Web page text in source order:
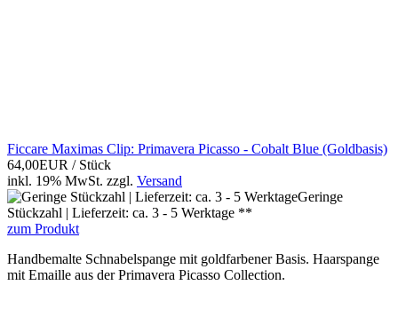
Ficcare Maximas Clip: Primavera Picasso - Cobalt Blue (Goldbasis)
64,00EUR / Stück
inkl. 19% MwSt. zzgl. Versand
Geringe
Stückzahl | Lieferzeit: ca. 3 - 5 Werktage **
zum Produkt
Handbemalte Schnabelspange mit goldfarbener Basis. Haarspange
mit Emaille aus der Primavera Picasso Collection.